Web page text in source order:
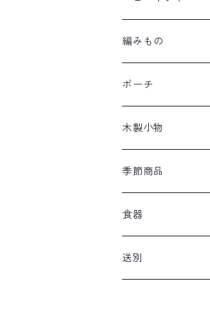
編みもの
ポーチ
木製小物
季節商品
食器
送別